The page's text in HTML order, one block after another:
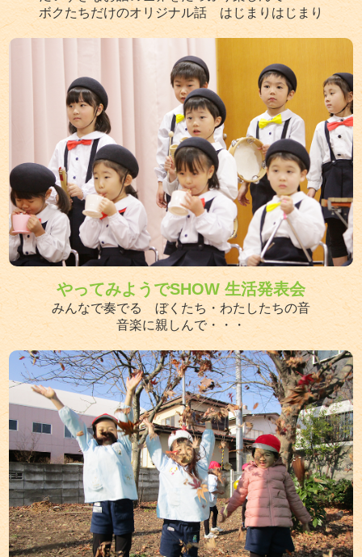
ボクたちだけのオリジナル話 はじまりはじまり
やってみようでSHOW 生活発表会
みんなで奏でる ぼくたち・わたしたちの音
音楽に親しんで・・・